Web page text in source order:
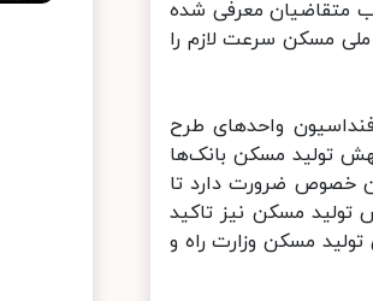
متقاضیان معرفی شده
مسکن سرعت لازم را
واحدهای طرح
عبور کند، گفت: طبق ماده ۴ قانون جهش تولید مسکن بانک‌ها
خصوص ضرورت دارد تا
در بند ۵ ماده قانون جهش تولید مسکن نیز تاکید
مسکن وزارت راه و